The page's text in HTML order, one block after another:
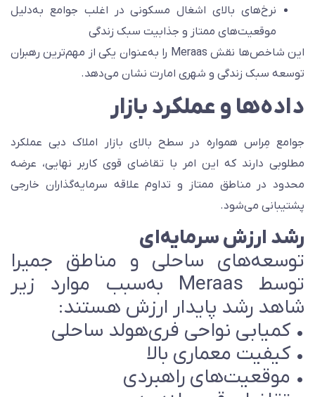
نرخ‌های بالای اشغال مسکونی در اغلب جوامع به‌دلیل
موقعیت‌های ممتاز و جذابیت سبک زندگی
این شاخص‌ها نقش Meraas را به‌عنوان یکی از مهم‌ترین رهبران
سبک زندگی و شهری امارت نشان می‌دهد.
و عملکرد بازار
مِراس همواره در سطح بالای بازار املاک دبی عملکرد
دارند که این امر با تقاضای قوی کاربر نهایی، عرضه
در مناطق ممتاز و تداوم علاقه سرمایه‌گذاران خارجی
می‌شود.
ارزش سرمایه‌ای
ساحلی و مناطق جمیرا
توسط Meraas به‌سبب موارد زیر
رشد پایدار ارزش هستند:
کمیابی نواحی فری‌هولد ساحلی
کیفیت معماری بالا
موقعیت‌های راهبردی